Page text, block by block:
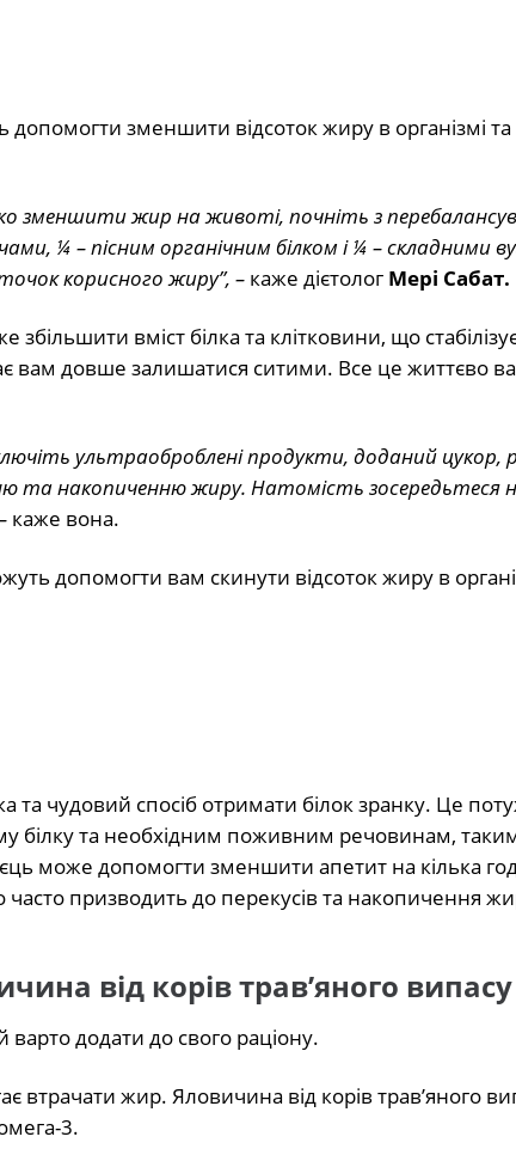
допомогти зменшити відсоток жиру в організмі
зменшити жир на животі, почніть з
¼ – пісним органічним білком і ¼ – складними
корисного жиру”, –каже дієтолог Мері Сабат.
вміст білка та клітковини, що
вам довше залишатися ситими. Все це життєво
ультраоброблені продукти, доданий цукор,
та накопиченню жиру. Натомість зосередьтеся
каже вона.
допомогти вам скинути відсоток жиру в
та чудовий спосіб отримати білок зранку. Це
білку та необхідним поживним речовинам,
може допомогти зменшити апетит на кілька
часто призводить до перекусів та накопичення
від корів трав’яного випасу
додати до свого раціону.
втрачати жир. Яловичина від корів трав’яного
3.